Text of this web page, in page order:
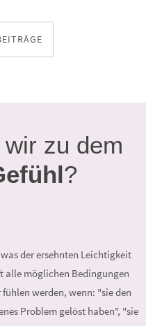
zu dem
?
der ersehnten Leichtigkeit
alle möglichen Bedingungen
werden, wenn: "sie den
Problem gelöst haben", "sie